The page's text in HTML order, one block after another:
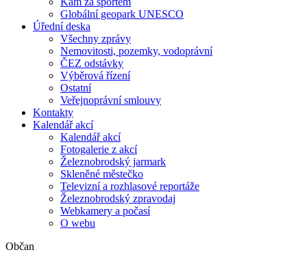
Globální geopark UNESCO
Úřední deska
Všechny zprávy
Nemovitosti, pozemky, vodoprávní
ČEZ odstávky
Výběrová řízení
Ostatní
Veřejnoprávní smlouvy
Kontakty
Kalendář akcí
Kalendář akcí
Fotogalerie z akcí
Železnobrodský jarmark
Skleněné městečko
Televizní a rozhlasové reportáže
Železnobrodský zpravodaj
Webkamery a počasí
O webu
Občan